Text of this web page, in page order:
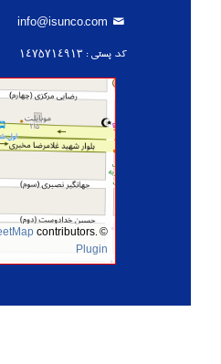
کد پستی : 1475714913
©
contributors.
Plugin